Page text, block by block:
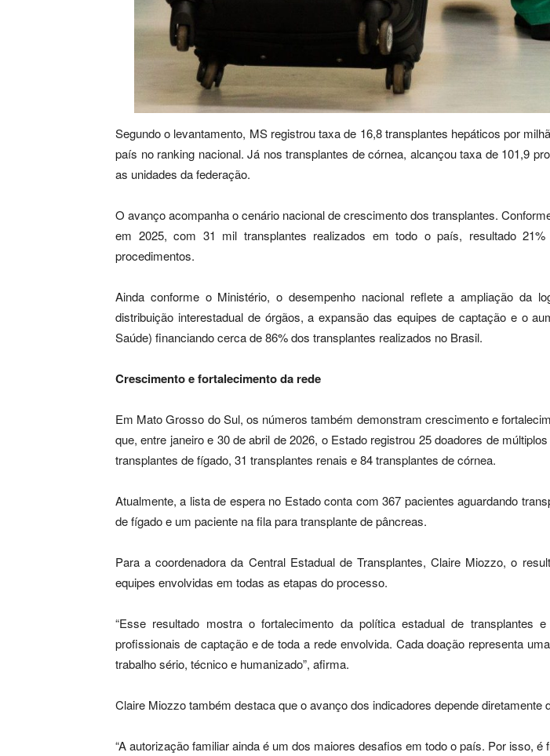
Segundo o levantamento, MS registrou taxa de 16,8 transplantes hepáticos por
país no ranking nacional. Já nos transplantes de córnea, alcançou taxa de 101,9
as unidades da federação.
O avanço acompanha o cenário nacional de crescimento dos transplantes.
em 2025, com 31 mil transplantes realizados em todo o país, resultado
procedimentos.
Ainda conforme o Ministério, o desempenho nacional reflete a ampliação da
distribuição interestadual de órgãos, a expansão das equipes de captação e o
Saúde) financiando cerca de 86% dos transplantes realizados no Brasil.
Crescimento e fortalecimento da rede
Em Mato Grosso do Sul, os números também demonstram crescimento e
que, entre janeiro e 30 de abril de 2026, o Estado registrou 25 doadores de
transplantes de fígado, 31 transplantes renais e 84 transplantes de córnea.
Atualmente, a lista de espera no Estado conta com 367 pacientes aguardando
de fígado e um paciente na fila para transplante de pâncreas.
Para a coordenadora da Central Estadual de Transplantes, Claire Miozzo, o
equipes envolvidas em todas as etapas do processo.
“Esse resultado mostra o fortalecimento da política estadual de
profissionais de captação e de toda a rede envolvida. Cada doação representa
trabalho sério, técnico e humanizado”, afirma.
Claire Miozzo também destaca que o avanço dos indicadores depende
“A autorização familiar ainda é um dos maiores desafios em todo o país. Por isso,